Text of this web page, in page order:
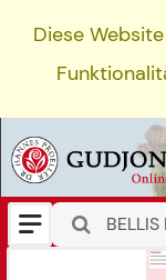
Diese